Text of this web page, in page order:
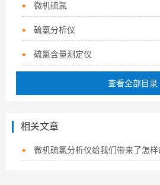
微机硫氯
硫氯分析仪
硫氯含量测定仪
查看全部目录
相关文章
微机硫氯分析仪给我们带来了怎样